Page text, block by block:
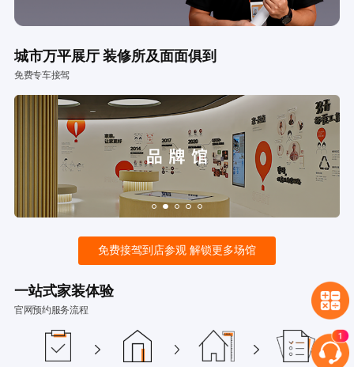
城市万平展厅 装修所及面面俱到
免费专车接驾
免费接驾到店参观 解锁更多场馆
一站式家装体验
官网预约服务流程